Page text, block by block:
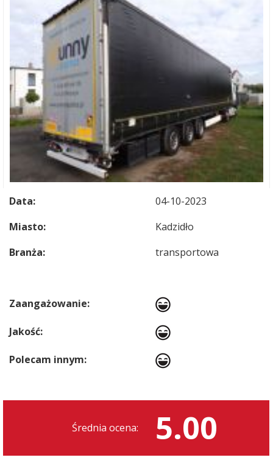
Data:
04-10-2023
Miasto:
Kadzidło
Branża:
transportowa
Zaangażowanie:
Jakość:
Polecam innym:
Średnia ocena: 5.00